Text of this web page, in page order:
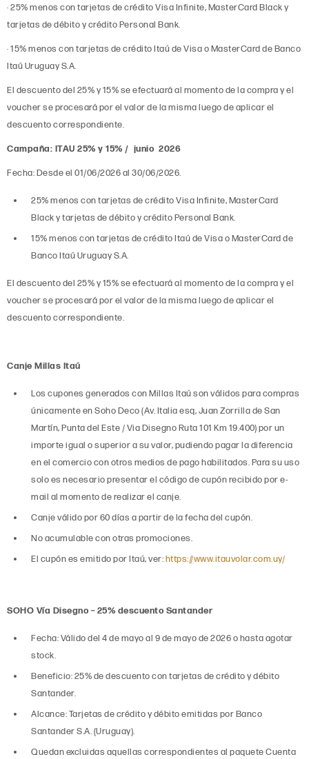
· 25% menos con tarjetas de crédito Visa Infinite, MasterCard Black y
tarjetas de débito y crédito Personal Bank.
· 15% menos con tarjetas de crédito Itaú de Visa o MasterCard de Banco
Itaú Uruguay S.A.
El descuento del 25% y 15% se efectuará al momento de la compra y el
voucher se procesará por el valor de la misma luego de aplicar el
descuento correspondiente.
Campaña: ITAU 25% y 15% / junio 2026
Fecha: Desde el 01/06/2026 al 30/06/2026.
25% menos con tarjetas de crédito Visa Infinite, MasterCard
Black y tarjetas de débito y crédito Personal Bank.
15% menos con tarjetas de crédito Itaú de Visa o MasterCard de
Banco Itaú Uruguay S.A.
El descuento del 25% y 15% se efectuará al momento de la compra y el
voucher se procesará por el valor de la misma luego de aplicar el
descuento correspondiente.
Canje Millas Itaú
Los cupones generados con Millas Itaú son válidos para compras
únicamente en Soho Deco (Av. Italia esq, Juan Zorrilla de San
Martín, Punta del Este / Via Disegno Ruta 101 Km 19.400) por un
importe igual o superior a su valor, pudiendo pagar la diferencia
en el comercio con otros medios de pago habilitados. Para su uso
solo es necesario presentar el código de cupón recibido por e-
mail al momento de realizar el canje.
Canje válido por 60 días a partir de la fecha del cupón.
No acumulable con otras promociones.
El cupón es emitido por Itaú, ver:https://www.itauvolar.com.uy/
SOHO Vía Disegno – 25% descuento Santander
Fecha: Válido del 4 de mayo al 9 de mayo de 2026 o hasta agotar
stock.
Beneficio: 25% de descuento con tarjetas de crédito y débito
Santander.
Alcance: Tarjetas de crédito y débito emitidas por Banco
Santander S.A. (Uruguay).
Quedan excluidas aquellas correspondientes al paquete Cuenta